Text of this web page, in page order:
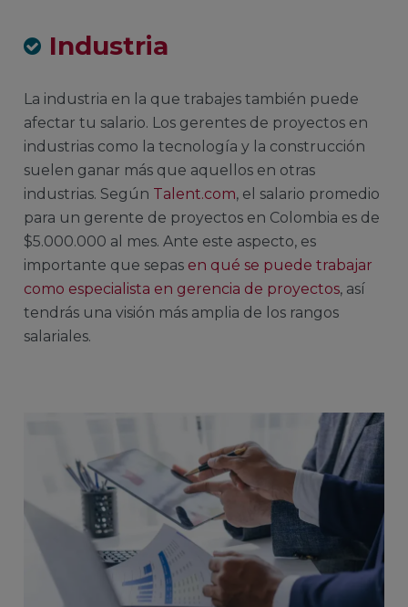
Industria
La industria en la que trabajes también puede
afectar tu salario. Los gerentes de proyectos en
industrias como la tecnología y la construcción
suelen ganar más que aquellos en otras
industrias. Según Talent.com, el salario promedio
para un gerente de proyectos en Colombia es de
$5.000.000 al mes. Ante este aspecto, es
importante que sepas en qué se puede trabajar
como especialista en gerencia de proyectos, así
tendrás una visión más amplia de los rangos
salariales.